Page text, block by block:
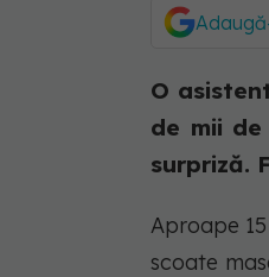
O
de mii
surpriză.
Aproape
scoate